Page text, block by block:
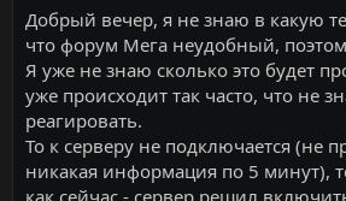
а
Добрый вечер, я не знаю в какую
что форум Мега неудобный,
Я уже не знаю сколько это будет
уже происходит так часто, что не
реагировать.
То к серверу не подключается (не
никакая информация по 5 минут),
как сейчас - сервер решил